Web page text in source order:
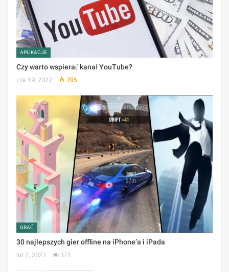
APLIKACJE
Czy warto wspierać kanał YouTube?
cze 19, 2022 705
GRAĆ
30 najlepszych gier offline na iPhone’a i iPada
lut 7, 2023 371